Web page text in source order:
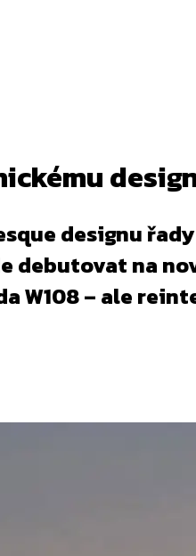
designu
na
W108 – ale